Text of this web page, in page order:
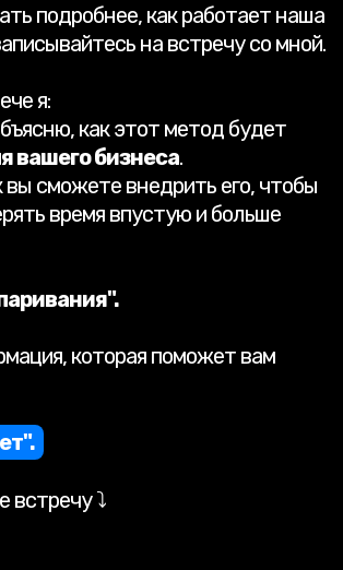
подробнее, как работает наша
на встречу со мной.
я:
как этот метод будет
вашего бизнеса.
вы сможете внедрить его, чтобы
время впустую и больше
которая поможет вам
встречу ⤵